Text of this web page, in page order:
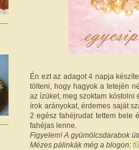
Én ezt az adagot 4 napja
tölteni, hogy hagyok a tetején
az ízüket, meg szoktam kóstolni
írok arányokat, érdemes saját
2 egész fahéjrudat tettem bele
fahéjas lenne.
Figyelem! A gyümölcsdarabok
Mézes pálinkák még a blogon: